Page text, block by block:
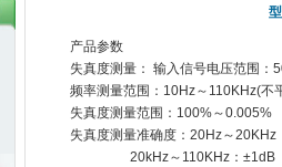
产品参数
失真度测量： 输入信号电压范围：
频率测量范围：10Hz～110KHz(不
失真度测量范围：100%～0.005%
失真度测量准确度：20Hz～20KHz
20kHz～110KHz：±1dB